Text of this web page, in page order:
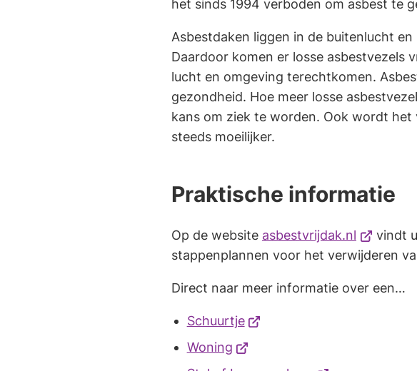
het sinds 1994 verboden om asbest te
Asbestdaken liggen in de buitenlucht
Daardoor komen er losse asbestvezels
lucht en omgeving terechtkomen.
gezondheid. Hoe meer losse
kans om ziek te worden. Ook wordt het
steeds moeilijker.
Praktische informatie
Op de website asbestvrijdak.nl (Verwijst
naar
externe
vindt
stappenplannen voor het verwijderen
Direct naar meer informatie over een…
Schuurtje(Verwijst
naar
Woning(Verwijst
naar